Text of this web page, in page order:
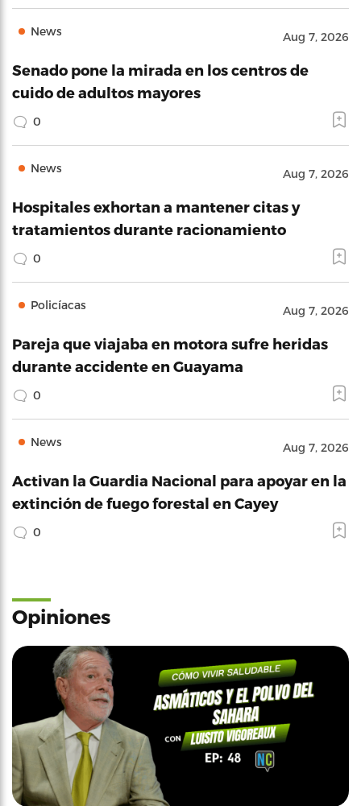
News Aug 7, 2026
Senado pone la mirada en los centros de
cuido de adultos mayores
0
News Aug 7, 2026
Hospitales exhortan a mantener citas y
tratamientos durante racionamiento
0
Policíacas Aug 7, 2026
Pareja que viajaba en motora sufre heridas
durante accidente en Guayama
0
News Aug 7, 2026
Activan la Guardia Nacional para apoyar en la
extinción de fuego forestal en Cayey
0
Opiniones